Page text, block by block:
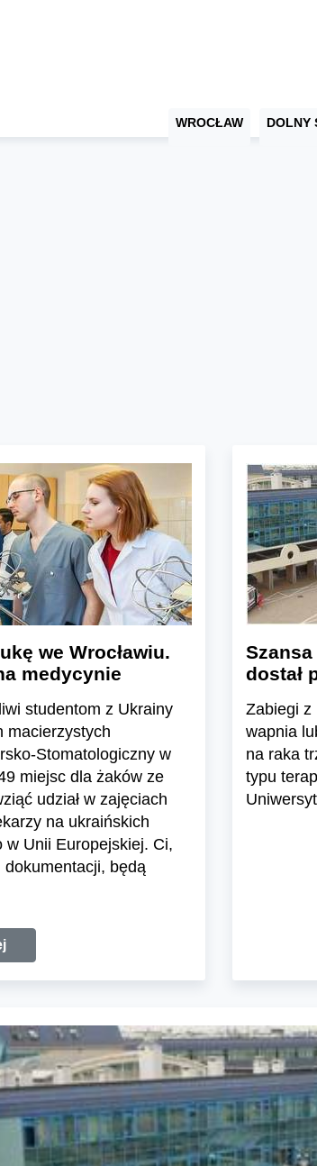
WROCŁAW DOLNY
we Wrocławiu.
medycynie
studentom z Ukrainy
macierzystych
Stomatologiczny w
miejsc dla żaków ze
udział w zajęciach
na ukraińskich
w Unii Europejskiej. Ci,
będą
dostał
Zabiegi z
wapnia
na raka
typu